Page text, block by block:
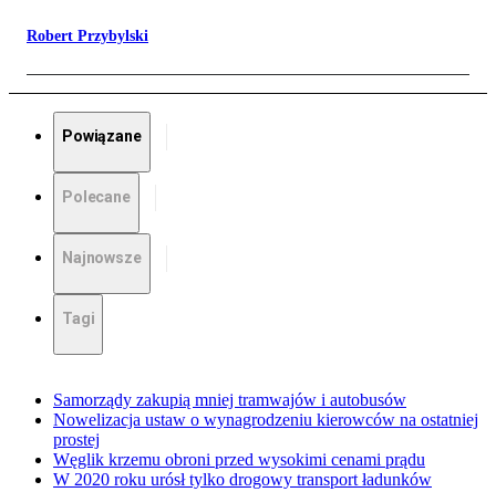
Robert Przybylski
Powiązane
Polecane
Najnowsze
Tagi
Samorządy zakupią mniej tramwajów i autobusów
Nowelizacja ustaw o wynagrodzeniu kierowców na ostatniej
prostej
Węglik krzemu obroni przed wysokimi cenami prądu
W 2020 roku urósł tylko drogowy transport ładunków